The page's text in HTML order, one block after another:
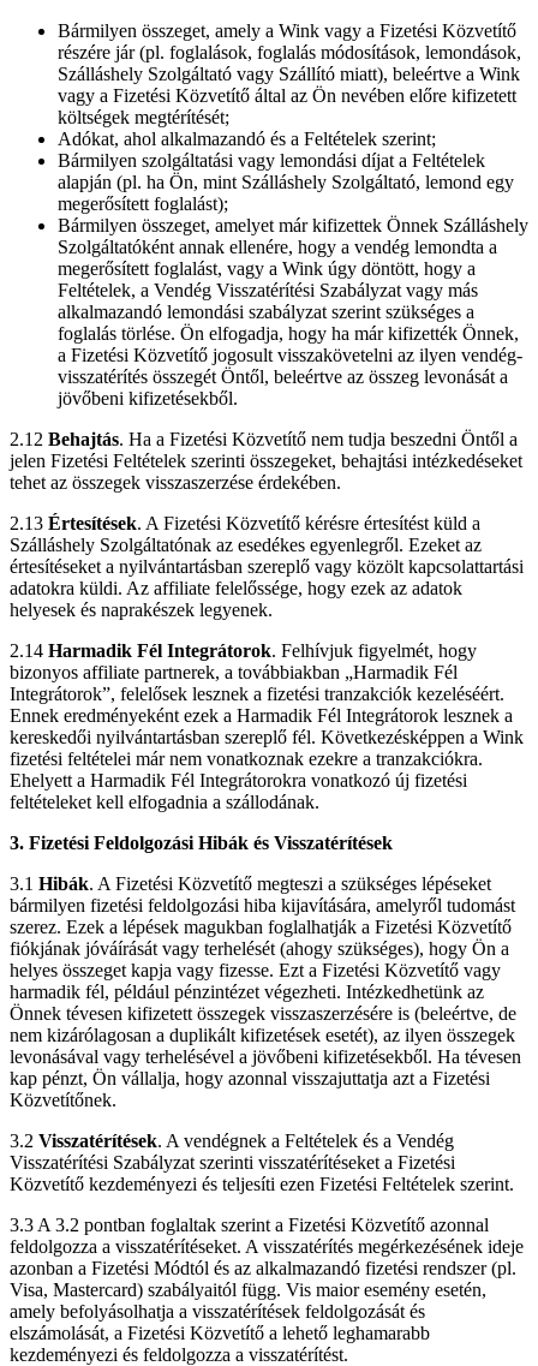
Bármilyen összeget, amely a Wink vagy a Fizetési Közvetítő
részére jár (pl. foglalások, foglalás módosítások, lemondások,
Szálláshely Szolgáltató vagy Szállító miatt), beleértve a Wink
vagy a Fizetési Közvetítő által az Ön nevében előre kifizetett
költségek megtérítését;
Adókat, ahol alkalmazandó és a Feltételek szerint;
Bármilyen szolgáltatási vagy lemondási díjat a Feltételek
alapján (pl. ha Ön, mint Szálláshely Szolgáltató, lemond egy
megerősített foglalást);
Bármilyen összeget, amelyet már kifizettek Önnek Szálláshely
Szolgáltatóként annak ellenére, hogy a vendég lemondta a
megerősített foglalást, vagy a Wink úgy döntött, hogy a
Feltételek, a Vendég Visszatérítési Szabályzat vagy más
alkalmazandó lemondási szabályzat szerint szükséges a
foglalás törlése. Ön elfogadja, hogy ha már kifizették Önnek,
a Fizetési Közvetítő jogosult visszakövetelni az ilyen vendég-
visszatérítés összegét Öntől, beleértve az összeg levonását a
jövőbeni kifizetésekből.
2.12 Behajtás. Ha a Fizetési Közvetítő nem tudja beszedni Öntől a
jelen Fizetési Feltételek szerinti összegeket, behajtási intézkedéseket
tehet az összegek visszaszerzése érdekében.
2.13 Értesítések. A Fizetési Közvetítő kérésre értesítést küld a
Szálláshely Szolgáltatónak az esedékes egyenlegről. Ezeket az
értesítéseket a nyilvántartásban szereplő vagy közölt kapcsolattartási
adatokra küldi. Az affiliate felelőssége, hogy ezek az adatok
helyesek és naprakészek legyenek.
2.14 Harmadik Fél Integrátorok. Felhívjuk figyelmét, hogy
bizonyos affiliate partnerek, a továbbiakban „Harmadik Fél
Integrátorok”, felelősek lesznek a fizetési tranzakciók kezeléséért.
Ennek eredményeként ezek a Harmadik Fél Integrátorok lesznek a
kereskedői nyilvántartásban szereplő fél. Következésképpen a Wink
fizetési feltételei már nem vonatkoznak ezekre a tranzakciókra.
Ehelyett a Harmadik Fél Integrátorokra vonatkozó új fizetési
feltételeket kell elfogadnia a szállodának.
3. Fizetési Feldolgozási Hibák és Visszatérítések
3.1 Hibák. A Fizetési Közvetítő megteszi a szükséges lépéseket
bármilyen fizetési feldolgozási hiba kijavítására, amelyről tudomást
szerez. Ezek a lépések magukban foglalhatják a Fizetési Közvetítő
fiókjának jóváírását vagy terhelését (ahogy szükséges), hogy Ön a
helyes összeget kapja vagy fizesse. Ezt a Fizetési Közvetítő vagy
harmadik fél, például pénzintézet végezheti. Intézkedhetünk az
Önnek tévesen kifizetett összegek visszaszerzésére is (beleértve, de
nem kizárólagosan a duplikált kifizetések esetét), az ilyen összegek
levonásával vagy terhelésével a jövőbeni kifizetésekből. Ha tévesen
kap pénzt, Ön vállalja, hogy azonnal visszajuttatja azt a Fizetési
Közvetítőnek.
3.2 Visszatérítések. A vendégnek a Feltételek és a Vendég
Visszatérítési Szabályzat szerinti visszatérítéseket a Fizetési
Közvetítő kezdeményezi és teljesíti ezen Fizetési Feltételek szerint.
3.3 A 3.2 pontban foglaltak szerint a Fizetési Közvetítő azonnal
feldolgozza a visszatérítéseket. A visszatérítés megérkezésének ideje
azonban a Fizetési Módtól és az alkalmazandó fizetési rendszer (pl.
Visa, Mastercard) szabályaitól függ. Vis maior esemény esetén,
amely befolyásolhatja a visszatérítések feldolgozását és
elszámolását, a Fizetési Közvetítő a lehető leghamarabb
kezdeményezi és feldolgozza a visszatérítést.